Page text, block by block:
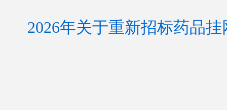
2026年关于重新招标药品